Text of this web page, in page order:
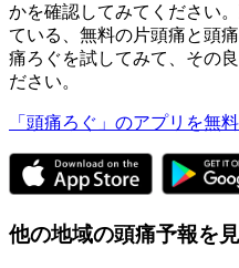
かを確認してみてください
ている、無料の片頭痛と頭
痛ろぐを試してみて、その
ださい。
「頭痛ろぐ」のアプリを無
他の地域の頭痛予報を